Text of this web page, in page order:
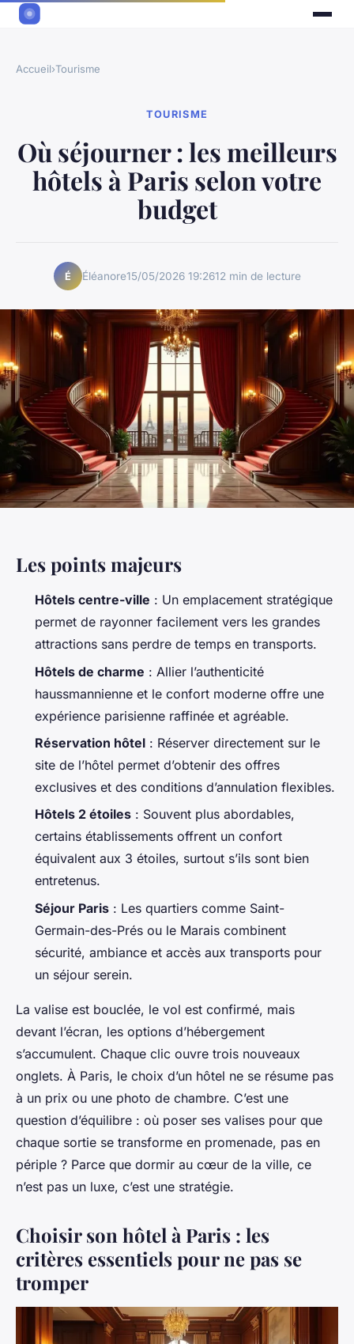
Accueil›Tourisme
TOURISME
Où séjourner : les meilleurs
hôtels à Paris selon votre
budget
É Éléanore15/05/2026 19:2612 min de lecture
Les points majeurs
Hôtels centre-ville : Un emplacement stratégique
permet de rayonner facilement vers les grandes
attractions sans perdre de temps en transports.
Hôtels de charme : Allier l’authenticité
haussmannienne et le confort moderne offre une
expérience parisienne raffinée et agréable.
Réservation hôtel : Réserver directement sur le
site de l’hôtel permet d’obtenir des offres
exclusives et des conditions d’annulation flexibles.
Hôtels 2 étoiles : Souvent plus abordables,
certains établissements offrent un confort
équivalent aux 3 étoiles, surtout s’ils sont bien
entretenus.
Séjour Paris : Les quartiers comme Saint-
Germain-des-Prés ou le Marais combinent
sécurité, ambiance et accès aux transports pour
un séjour serein.
La valise est bouclée, le vol est confirmé, mais
devant l’écran, les options d’hébergement
s’accumulent. Chaque clic ouvre trois nouveaux
onglets. À Paris, le choix d’un hôtel ne se résume pas
à un prix ou une photo de chambre. C’est une
question d’équilibre : où poser ses valises pour que
chaque sortie se transforme en promenade, pas en
périple ? Parce que dormir au cœur de la ville, ce
n’est pas un luxe, c’est une stratégie.
Choisir son hôtel à Paris : les
critères essentiels pour ne pas se
tromper